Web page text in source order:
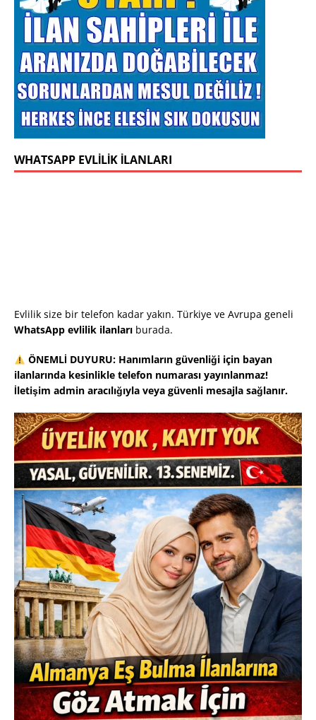
WHATSAPP EVLILIK İLANLARI
Evlilik size bir telefon kadar yakın. Türkiye ve Avrupa geneli
WhatsApp evlilik ilanları burada.
ÖNEMLİ DUYURU: Hanımların güvenliği için bayan
ilanlarında kesinlikle telefon numarası yayınlanmaz!
İletişim admin aracılığıyla veya güvenli mesajla sağlanır.